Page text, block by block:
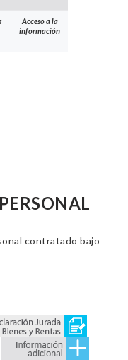
Acceso a la
información
contratado bajo